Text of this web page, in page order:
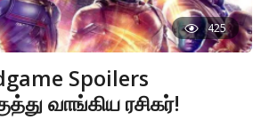
425
Spoilers
வாங்கிய ரசிகர்!